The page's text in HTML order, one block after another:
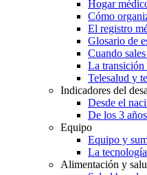
Hogar
Cómo
El registro
Glosario de
Cuando
La transición
Telesalud y
Indicadores del
Desde el
De los 3
Equipo
Equipo y
La
Alimentación y